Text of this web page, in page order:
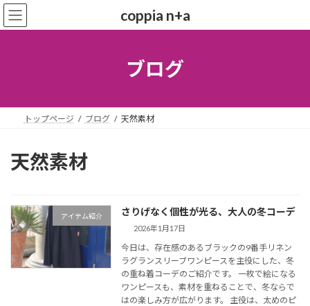
コ
ン
ナ
ビ
coppia n+a
ブログ
トップページ ブログ 天然素材
天然素材
アイテム紹介 さりげなく個性が光る、大人の冬コーデ
2026年1月17日
今日は、存在感のあるブラックの9番手リネン
ラグランスリーブワンピースを主役にした、冬
の重ね着コーデのご紹介です。 一枚で絵になる
ワンピースも、素材を重ねることで、冬ならで
はの楽しみ方が広がります。 主役は、太めのピ